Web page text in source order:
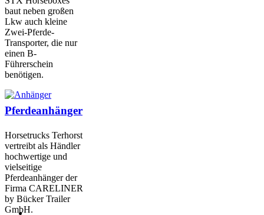
baut neben großen
Lkw auch kleine
Zwei-Pferde-
Transporter, die nur
einen B-
Führerschein
benötigen.
Pferdeanhänger
Horsetrucks Terhorst
vertreibt als Händler
hochwertige und
vielseitige
Pferdeanhänger der
Firma CARELINER
by Bücker Trailer
GmbH.